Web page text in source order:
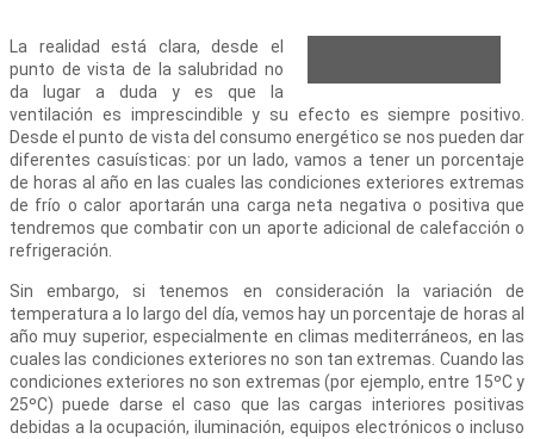
La realidad está clara, desde el
punto de vista de la salubridad no
da lugar a duda y es que la
ventilación es imprescindible y su efecto es siempre positivo.
Desde el punto de vista del consumo energético se nos pueden dar
diferentes casuísticas: por un lado, vamos a tener un porcentaje
de horas al año en las cuales las condiciones exteriores extremas
de frío o calor aportarán una carga neta negativa o positiva que
tendremos que combatir con un aporte adicional de calefacción o
refrigeración.
Sin embargo, si tenemos en consideración la variación de
temperatura a lo largo del día, vemos hay un porcentaje de horas al
año muy superior, especialmente en climas mediterráneos, en las
cuales las condiciones exteriores no son tan extremas. Cuando las
condiciones exteriores no son extremas (por ejemplo, entre 15ºC y
25ºC) puede darse el caso que las cargas interiores positivas
debidas a la ocupación, iluminación, equipos electrónicos o incluso